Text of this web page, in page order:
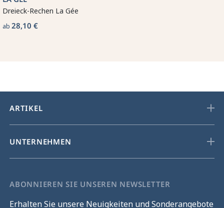
Dreieck-Rechen La Gée
ab 28,10 €
ARTIKEL
UNTERNEHMEN
ABONNIEREN SIE UNSEREN NEWSLETTER
Erhalten Sie unsere Neuigkeiten und Sonderangebote